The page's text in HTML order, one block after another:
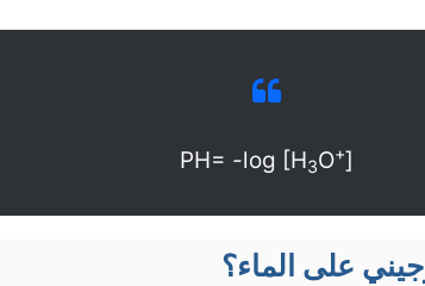
PH= -log [H3O+]
على الماء؟